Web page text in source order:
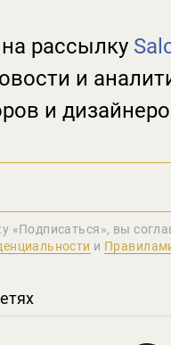
рассылку
и
и
«Подписаться», вы
и